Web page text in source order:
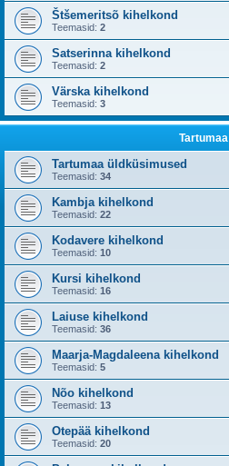
Štšemeritsõ kihelkond
Teemasid: 2
Satserinna kihelkond
Teemasid: 2
Värska kihelkond
Teemasid: 3
Tartumaa
Tartumaa üldküsimused
Teemasid: 34
Kambja kihelkond
Teemasid: 22
Kodavere kihelkond
Teemasid: 10
Kursi kihelkond
Teemasid: 16
Laiuse kihelkond
Teemasid: 36
Maarja-Magdaleena kihelkond
Teemasid: 5
Nõo kihelkond
Teemasid: 13
Otepää kihelkond
Teemasid: 20